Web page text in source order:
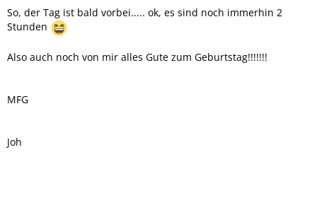
So, der Tag ist bald vorbei..... ok, es sind noch immerhin 2
Stunden
Also auch noch von mir alles Gute zum Geburtstag!!!!!!!
MFG
Joh